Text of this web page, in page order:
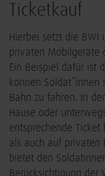
Ticketkauf
Hierbei setzt die BWI
privaten Mobilgeräte
Ein Beispiel dafür ist
können
Bahn zu fahren. In
Hause oder
entsprechende
als auch auf privaten
bietet den
Berücksichtigung der